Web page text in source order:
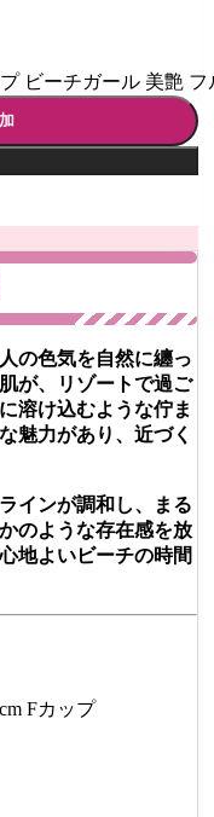
プ ビーチガール 美艶
の色気を自然に纏っ
が、リゾートで過ご
溶け込むような佇ま
魅力があり、近づく
インが調和し、まる
のような存在感を放
地よいビーチの時間
Fカップ